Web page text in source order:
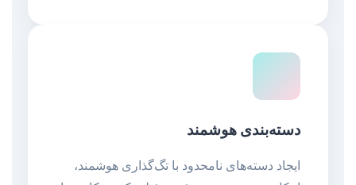
دسته‌بندی هوشمند
ایجاد دسته‌های نامحدود با تگ‌گذاری هوشمند،